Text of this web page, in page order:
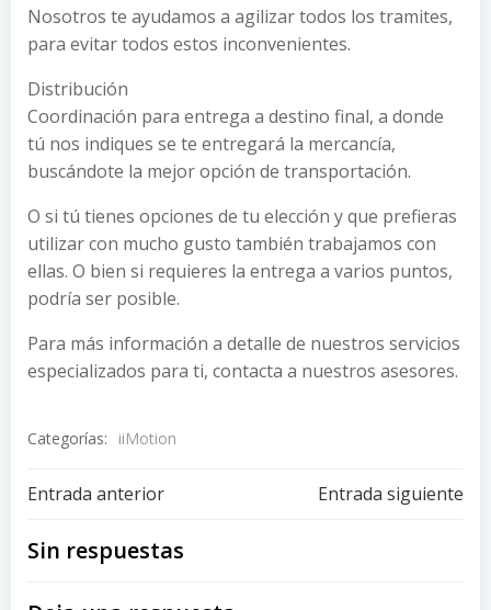
Nosotros te ayudamos a agilizar todos los tramites,
para evitar todos estos inconvenientes.
Distribución
Coordinación para entrega a destino final, a donde
tú nos indiques se te entregará la mercancía,
buscándote la mejor opción de transportación.
O si tú tienes opciones de tu elección y que prefieras
utilizar con mucho gusto también trabajamos con
ellas. O bien si requieres la entrega a varios puntos,
podría ser posible.
Para más información a detalle de nuestros servicios
especializados para ti, contacta a nuestros asesores.
Categorías: iiMotion
Navegación
de
Entrada anterior
Navegación
Entrada siguiente
Sin respuestas